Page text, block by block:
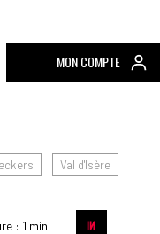
MON COMPTE
Val d'Isère
: 1 min